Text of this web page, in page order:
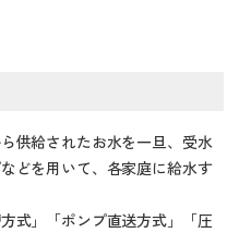
供給されたお水を一旦、受水
どを用いて、各家庭に給水す
式」「ポンプ直送方式」「圧